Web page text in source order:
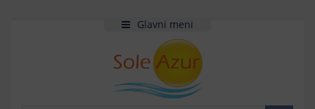
Glavni meni